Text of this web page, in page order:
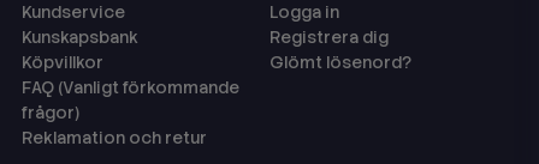
Kundservice
Kunskapsbank
Köpvillkor
FAQ (Vanligt förkommande
frågor)
Reklamation och retur
Logga in
Registrera dig
Glömt lösenord?